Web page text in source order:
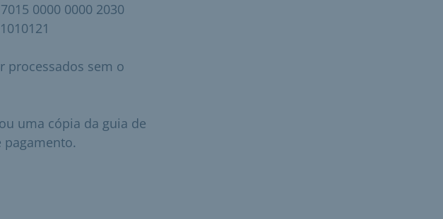
0000 0000 2030
processados sem o
uma cópia da guia de
pagamento.